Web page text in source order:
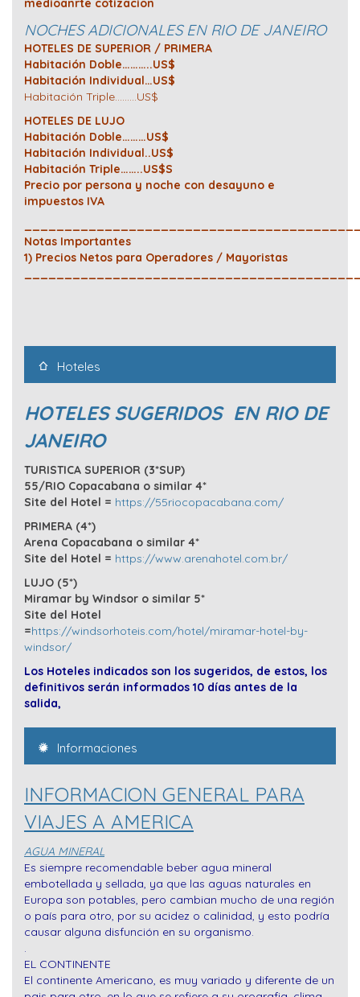
medioanrte cotizacion
NOCHES ADICIONALES EN RIO DE JANEIRO
HOTELES DE SUPERIOR / PRIMERA
Habitación Doble………..US$
Habitación Individual…US$
Habitación Triple………US$
HOTELES DE LUJO
Habitación Doble………US$
Habitación Individual..US$
Habitación Triple……..US$S
Precio por persona y noche con desayuno e
impuestos IVA
Notas Importantes
1) Precios Netos para Operadores / Mayoristas
Hoteles
HOTELES SUGERIDOS EN RIO DE
JANEIRO
TURISTICA SUPERIOR (3*SUP)
55/RIO Copacabana o similar 4*
Site del Hotel = https://55riocopacabana.com/
PRIMERA (4*)
Arena Copacabana o similar 4*
Site del Hotel = https://www.arenahotel.com.br/
LUJO (5*)
Miramar by Windsor o similar 5*
Site del Hotel
=https://windsorhoteis.com/hotel/miramar-hotel-by-
windsor/
Los Hoteles indicados son los sugeridos, de estos, los
definitivos serán informados 10 días antes de la
salida,
Informaciones
INFORMACION GENERAL PARA
VIAJES A AMERICA
AGUA MINERAL
Es siempre recomendable beber agua mineral
embotellada y sellada, ya que las aguas naturales en
Europa son potables, pero cambian mucho de una región
o país para otro, por su acidez o calinidad, y esto podría
causar alguna disfunción en su organismo.
.
EL CONTINENTE
El continente Americano, es muy variado y diferente de un